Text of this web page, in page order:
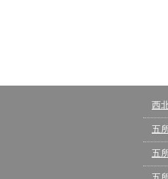
西
五
五